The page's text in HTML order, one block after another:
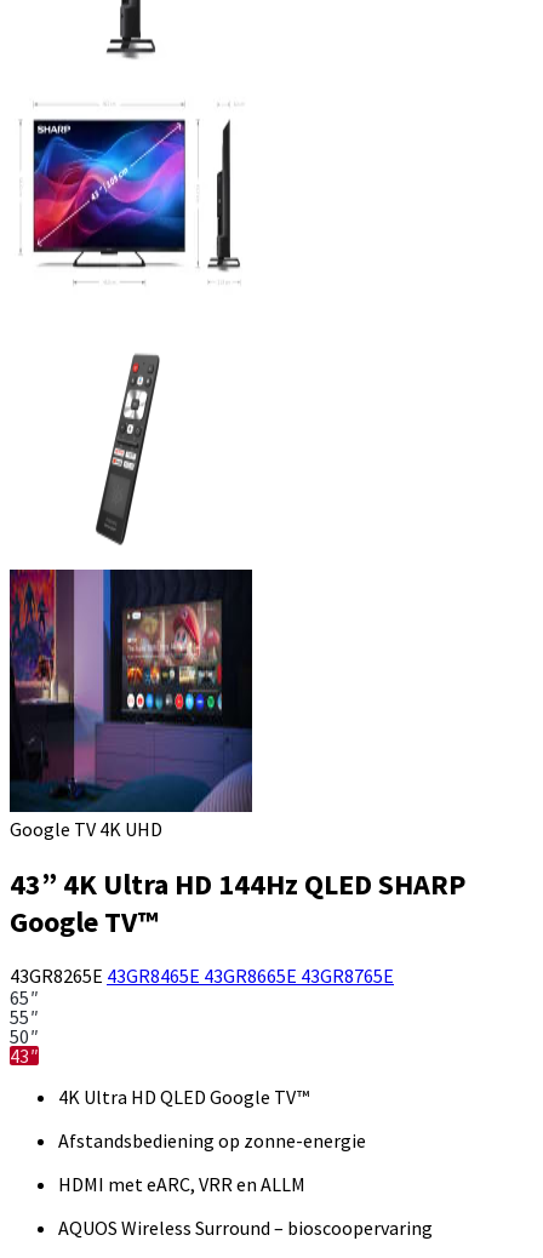
Google TV 4K UHD
43” 4K Ultra HD 144Hz QLED SHARP
Google TV™
43GR8265E 43GR8465E 43GR8665E 43GR8765E
65″
55″
50″
43″
4K Ultra HD QLED Google TV™
Afstandsbediening op zonne-energie
HDMI met eARC, VRR en ALLM
AQUOS Wireless Surround – bioscoopervaring